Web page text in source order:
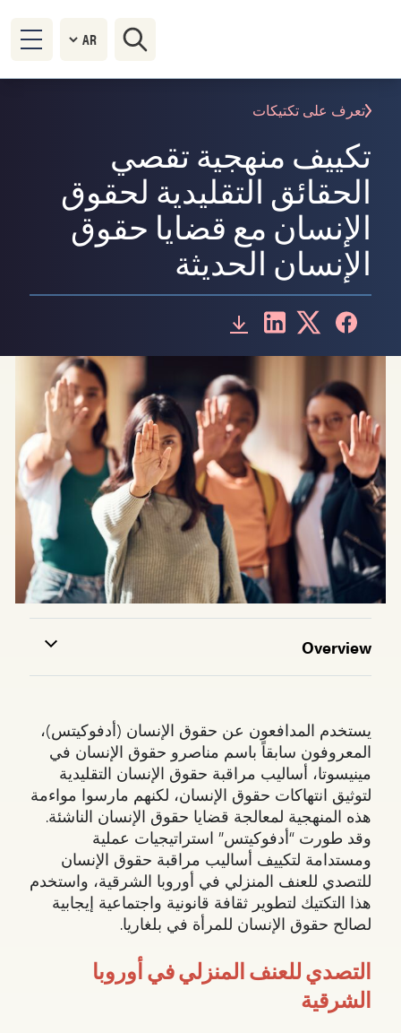
تعرف على تكتيكات
تكييف منهجية تقصي
الحقائق التقليدية لحقوق
الإنسان مع قضايا حقوق
الإنسان الحديثة
Overview
يستخدم المدافعون عن حقوق الإنسان (أدفوكيتس)،
المعروفون سابقاً باسم مناصرو حقوق الإنسان في
مينيسوتا، أساليب مراقبة حقوق الإنسان التقليدية
لتوثيق انتهاكات حقوق الإنسان، لكنهم مارسوا مواءمة
هذه المنهجية لمعالجة قضايا حقوق الإنسان الناشئة.
وقد طورت “أدفوكيتس” استراتيجيات عملية
ومستدامة لتكييف أساليب مراقبة حقوق الإنسان
للتصدي للعنف المنزلي في أوروبا الشرقية، واستخدم
هذا التكتيك لتطوير ثقافة قانونية واجتماعية إيجابية
لصالح حقوق الإنسان للمرأة في بلغاريا.
التصدي للعنف المنزلي في أوروبا
الشرقية